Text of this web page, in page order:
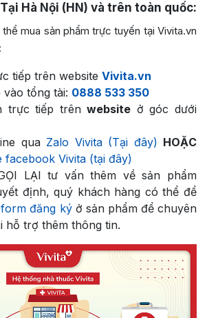
Hà Nội (HN) và trên toàn quốc:
mua sản phẩm trực tuyến tại Vivita.vn
tiếp trên website Vivita.vn
tổng tài: 0888 533 350
trực tiếp trênwebsite ở góc dưới
quaZalo Vivita (Tại đây) HOẶC
facebook Vivita (tại đây)
LẠI tư vấn thêm về sản phẩm
định, quý khách hàng có thể để
đăng kýở sản phẩm để chuyên
hỗ trợ thêm thông tin.